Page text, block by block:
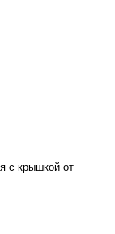
с крышкой от